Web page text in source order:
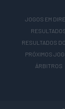
JOGOS EM
RESULTADOS
PRÓXIMOS
ÁRBITROS